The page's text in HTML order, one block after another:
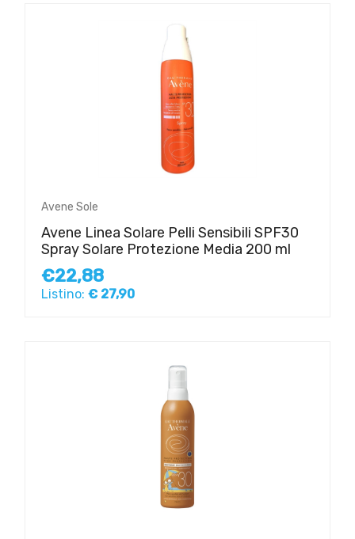
Avene Sole
Avene Linea Solare Pelli Sensibili SPF30
Spray Solare Protezione Media 200 ml
€22,88
Listino: € 27,90